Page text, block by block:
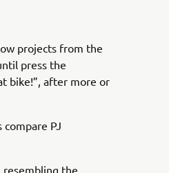
projects from the
press the
bike!”, after more or
compare PJ
the